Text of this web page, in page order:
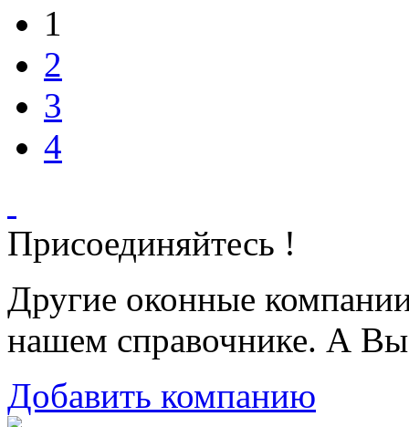
1
2
3
4
Присоединяйтесь !
Другие оконные
нашем справочнике. А
Добавить компанию